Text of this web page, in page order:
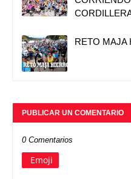
RETO MAJA
PUBLICAR UN COMENTARIO
0 Comentarios
Emoji